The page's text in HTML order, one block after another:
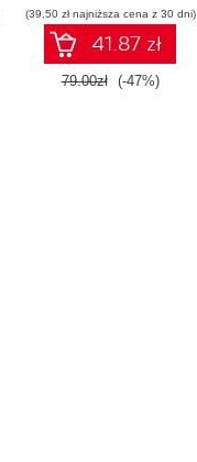
(39,50 zł najniższa cena z 30 dni)
41.87 zł
79.00zł (-47%)